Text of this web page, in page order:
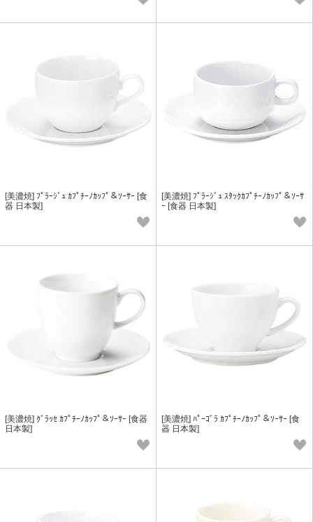
[美濃焼] ﾌﾟﾗｰｼﾞｭ ｶﾌﾟﾁｰﾉｶｯﾌﾟ＆ｿｰｻｰ [食
器 日本製]
[美濃焼] ﾌﾟﾗｰｼﾞｭ ｽﾀｯｸｶﾌﾟﾁｰﾉｶｯﾌﾟ＆ｿｰｻ
ｰ [食器 日本製]
[美濃焼] ｸﾞﾗｯｾ ｶﾌﾟﾁｰﾉｶｯﾌﾟ＆ｿｰｻｰ [食器
日本製]
[美濃焼] ﾊﾟｰｺﾞﾗ ｶﾌﾟﾁｰﾉｶｯﾌﾟ＆ｿｰｻｰ [食
器 日本製]